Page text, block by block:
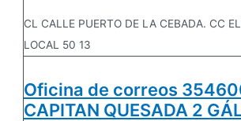
CL CALLE PUERTO DE LA CEBADA. CC EL
LOCAL 50 13
Oficina de correos
CAPITAN QUESADA 2